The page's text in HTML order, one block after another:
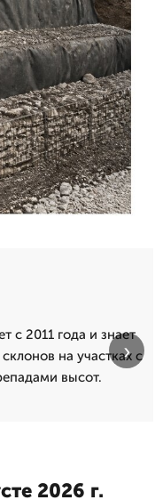
с 2011 года и знает
на участках с
высот.
›
2026 г.